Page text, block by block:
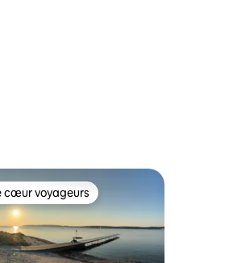
la base de 46 commentaires : 5 sur 5
voyageurs les plus appréciés
cœur voyageurs